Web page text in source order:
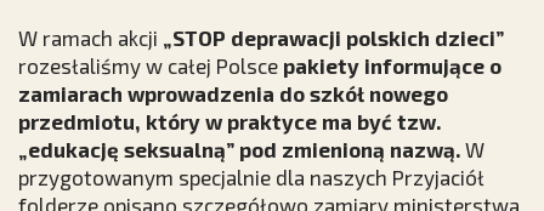
W ramach akcji „STOP deprawacji polskich dzieci”
rozesłaliśmy w całej Polsce pakiety informujące o
zamiarach wprowadzenia do szkół nowego
przedmiotu, który w praktyce ma być tzw.
„edukację seksualną” pod zmienioną nazwą. W
przygotowanym specjalnie dla naszych Przyjaciół
folderze opisano szczegółowo zamiary ministerstwa